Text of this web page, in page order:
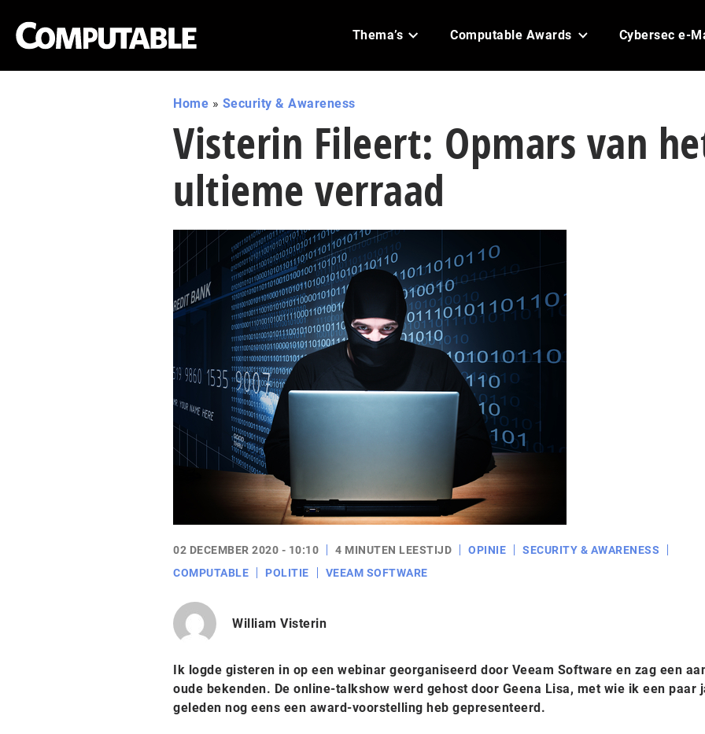
Thema’s Computable Awards Cybersec e-
Home » Security & Awareness
Visterin Fileert: Opmars van
ultieme verraad
02 DECEMBER 2020 - 10:10 4 MINUTEN LEESTIJD OPINIE
SECURITY & AWARENESS
COMPUTABLE
POLITIE VEEAM SOFTWARE
William Visterin
Ik logde gisteren in op een webinar georganiseerd door Veeam Software en zag een
oude bekenden. De online-talkshow werd gehost door Geena Lisa, met wie ik een paar
geleden nog eens een award-voorstelling heb gepresenteerd.